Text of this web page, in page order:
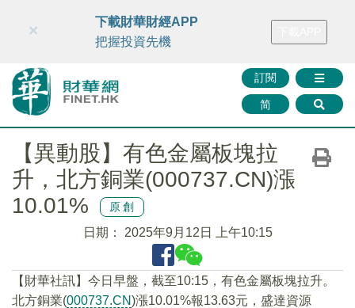
財華智庫網 FINTV FINMETA 財華證券 媒體矩陣
訂閱
简
×
下載財華財經APP
把握投資先機
【異動股】有色金屬板塊拉
升，北方銅業(000737.CN)漲
10.01%
原創
日期： 2025年9月12日 上午10:15
【財華社訊】今日早盤，截至10:15，有色金屬板塊拉升。
北方銅業(000737.CN)漲10.01%報13.63元，盛達資源